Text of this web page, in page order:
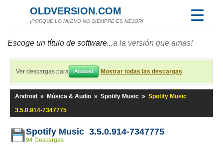
OLDVERSION.COM
¡PORQUE LO NUEVO NO SIEMPRE ES MEJOR!
Escoge un título de software...a la versión que amas!
Ver descargas para Android Mostrar todas las descargas
Android » Música & Audio » Spotify Music » Spotify Music
3.5.0.914-7347775
Spotify Music 3.5.0.914-7347775
94 Descargas